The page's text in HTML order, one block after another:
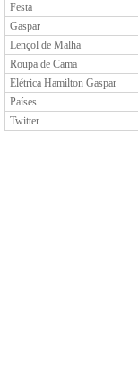
Festa
Gaspar
Lençol de Malha
Roupa de Cama
Elétrica Hamilton Gaspar
Países
Twitter